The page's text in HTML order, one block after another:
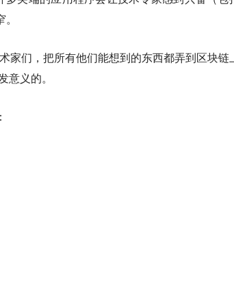
家们，把所有他们能想到的东西都弄到区块链
义的。